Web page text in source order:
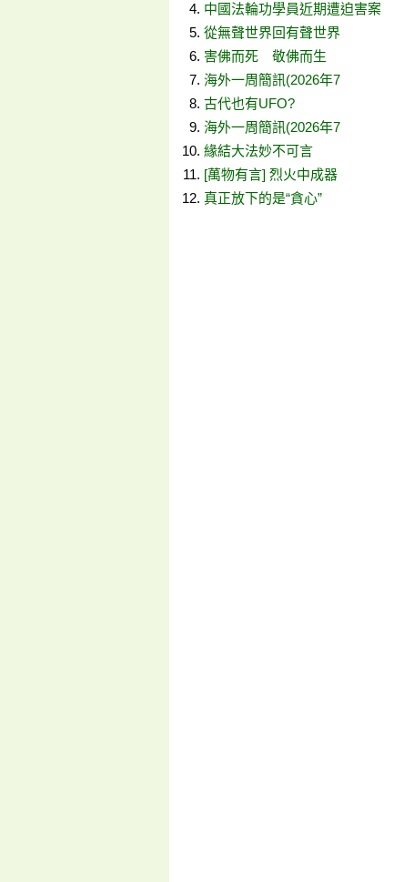
中國法輪功學員近期遭迫害案
從無聲世界回有聲世界
害佛而死 敬佛而生
海外一周簡訊(2026年7
古代也有UFO?
海外一周簡訊(2026年7
緣結大法妙不可言
[萬物有言] 烈火中成器
真正放下的是“貪心”